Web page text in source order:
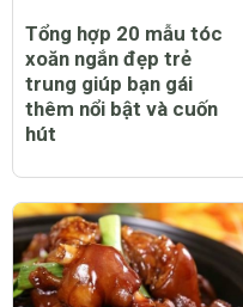
Tổng hợp 20 mẫu tóc
xoăn ngắn đẹp trẻ
trung giúp bạn gái
thêm nổi bật và cuốn
hút